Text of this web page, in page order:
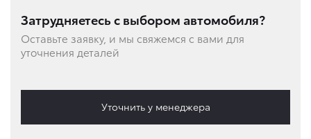
Затрудняетесь с выбором автомобиля?
Оставьте заявку, и мы свяжемся с вами для
уточнения деталей
Уточнить у менеджера